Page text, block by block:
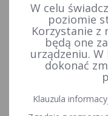
Wybory do Parlamentu Europejskiego
- WNIOSEK
W celu
poziomie
Korzystanie z
będą one
urządzeniu.
dokonać
Klauzula